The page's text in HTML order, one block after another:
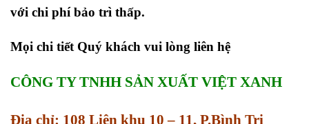
với chi phí bảo trì thấp.
Mọi chi tiết Quý khách vui lòng liên hệ
CÔNG TY TNHH SẢN XUẤT VIỆT XANH
Địa chỉ: 108 Liên khu 10 – 11, P.Bình Trị